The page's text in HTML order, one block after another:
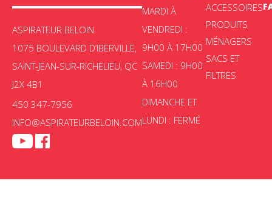
ASPIRATEUR BELOIN
1075 BOULEVARD D’IBERVILLE,
SAINT-JEAN-SUR-RICHELIEU, QC
J2X 4B1
450 347-7956
INFO@ASPIRATEURBELOIN.COM
MARDI À
VENDREDI :
9H00 À 17H00
SAMEDI : 9H00
À 16H00
DIMANCHE ET
LUNDI : FERMÉ
ACCESSOIRES
PRODUITS
MÉNAGERS
SACS ET
FILTRES